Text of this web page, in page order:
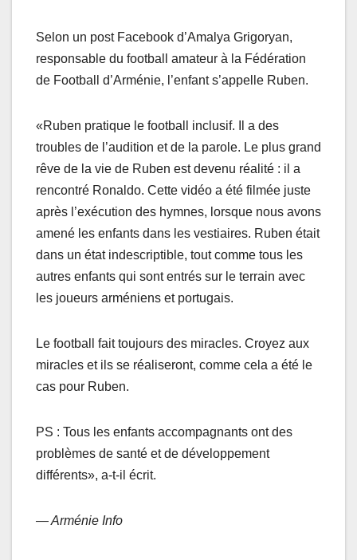
Selon un post Facebook d’Amalya Grigoryan,
responsable du football amateur à la Fédération
de Football d’Arménie, l’enfant s’appelle Ruben.
«Ruben pratique le football inclusif. Il a des
troubles de l’audition et de la parole. Le plus grand
rêve de la vie de Ruben est devenu réalité : il a
rencontré Ronaldo. Cette vidéo a été filmée juste
après l’exécution des hymnes, lorsque nous avons
amené les enfants dans les vestiaires. Ruben était
dans un état indescriptible, tout comme tous les
autres enfants qui sont entrés sur le terrain avec
les joueurs arméniens et portugais.
Le football fait toujours des miracles. Croyez aux
miracles et ils se réaliseront, comme cela a été le
cas pour Ruben.
PS : Tous les enfants accompagnants ont des
problèmes de santé et de développement
différents», a-t-il écrit.
— Arménie Info